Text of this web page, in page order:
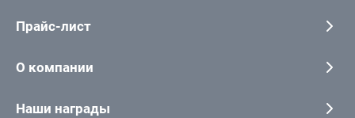
Прайс-лист
О компании
Наши награды